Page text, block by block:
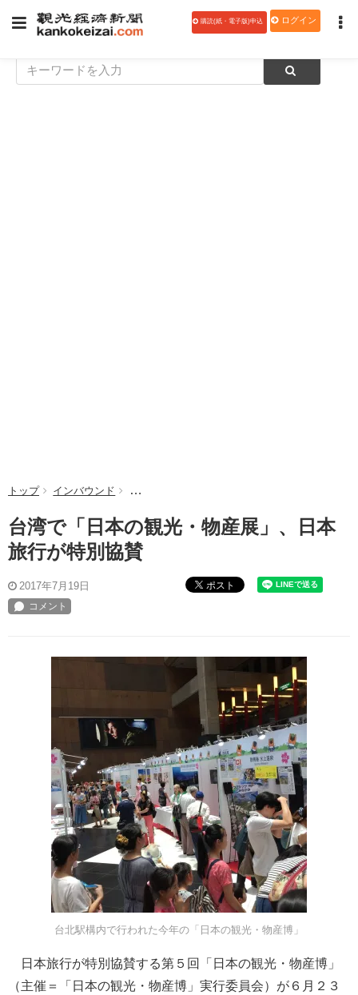
購読(紙・電子版)申込 ログイン
トップ インバウンド 台湾で「日本の観光・物産展」、日本旅行が特
台湾で「日本の観光・物産展」、日本
旅行が特別協賛
2017年7月19日 ポスト
台北駅構内で行われた今年の「日本の観光・物産博」
日本旅行が特別協賛する第５回「日本の観光・物産博」
（主催＝「日本の観光・物産博」実行委員会）が６月２３